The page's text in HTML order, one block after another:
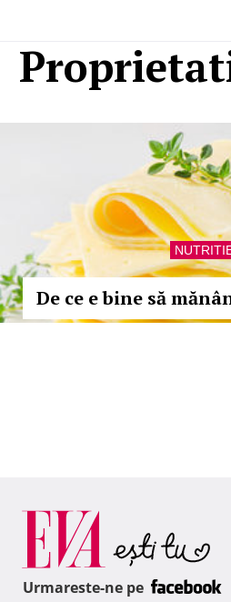
De ce e bine să
Urmareste-ne pe